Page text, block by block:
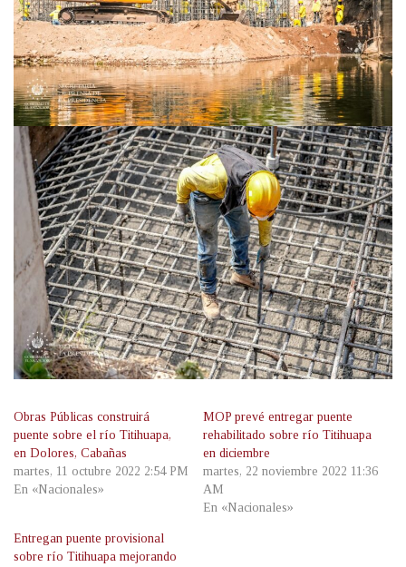
Obras Públicas construirá
puente sobre el río Titihuapa,
en Dolores, Cabañas
martes, 11 octubre 2022 2:54 PM
En «Nacionales»
MOP prevé entregar puente
rehabilitado sobre río Titihuapa
en diciembre
martes, 22 noviembre 2022 11:36
AM
En «Nacionales»
Entregan puente provisional
sobre río Titihuapa mejorando